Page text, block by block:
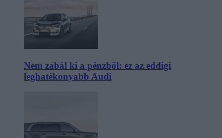
Nem zabál ki a pénzből: ez az eddigi
leghatékonyabb Audi